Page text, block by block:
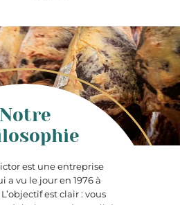
est une entreprise
a vu le jour en 1976 à
est clair : vous
Notre